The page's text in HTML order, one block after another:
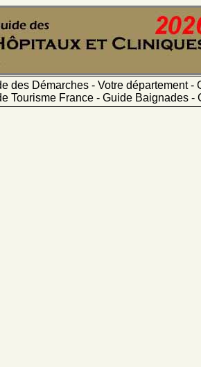
des Démarches - Votre département
Tourisme France - Guide Baignades